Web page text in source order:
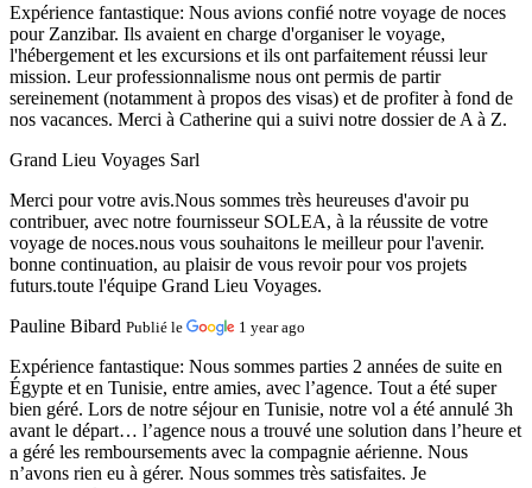
Expérience fantastique: Nous avions confié notre voyage de noces
pour Zanzibar. Ils avaient en charge d'organiser le voyage,
l'hébergement et les excursions et ils ont parfaitement réussi leur
mission. Leur professionnalisme nous ont permis de partir
sereinement (notamment à propos des visas) et de profiter à fond de
nos vacances. Merci à Catherine qui a suivi notre dossier de A à Z.
Grand Lieu Voyages Sarl
Merci pour votre avis.Nous sommes très heureuses d'avoir pu
contribuer, avec notre fournisseur SOLEA, à la réussite de votre
voyage de noces.nous vous souhaitons le meilleur pour l'avenir.
bonne continuation, au plaisir de vous revoir pour vos projets
futurs.toute l'équipe Grand Lieu Voyages.
Pauline Bibard Publié le 1 year ago
Expérience fantastique: Nous sommes parties 2 années de suite en
Égypte et en Tunisie, entre amies, avec l’agence. Tout a été super
bien géré. Lors de notre séjour en Tunisie, notre vol a été annulé 3h
avant le départ… l’agence nous a trouvé une solution dans l’heure et
a géré les remboursements avec la compagnie aérienne. Nous
n’avons rien eu à gérer. Nous sommes très satisfaites. Je